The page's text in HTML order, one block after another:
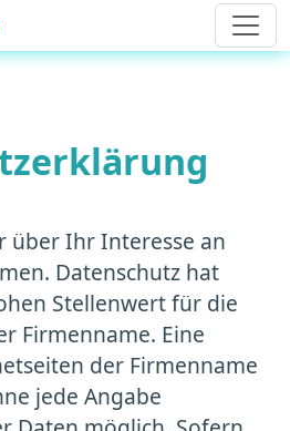
über Ihr Interesse an
Datenschutz hat
Stellenwert für die
Firmenname. Eine
der Firmenname
jede Angabe